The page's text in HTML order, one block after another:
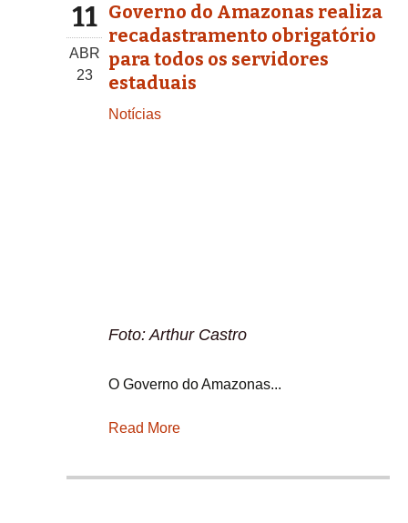
11
ABR
23
Governo do Amazonas realiza
recadastramento obrigatório
para todos os servidores
estaduais
Notícias
Foto: Arthur Castro
O Governo do Amazonas...
Read More